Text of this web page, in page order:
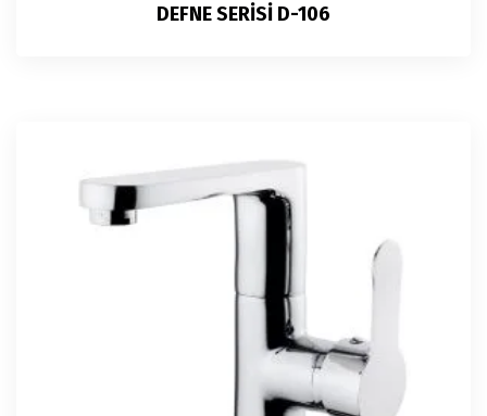
DEFNE SERİSİ D-106